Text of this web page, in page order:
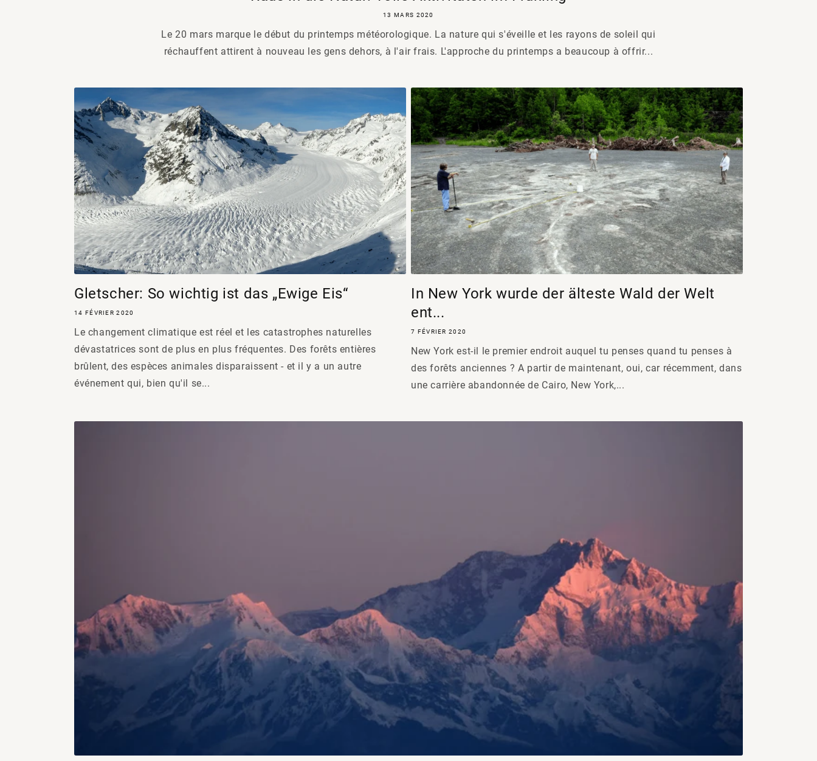
13 MARS 2020
Le 20 mars marque le début du printemps météorologique. La nature qui s'éveille et les rayons de soleil qui
réchauffent attirent à nouveau les gens dehors, à l'air frais. L'approche du printemps a beaucoup à offrir...
Gletscher: So wichtig ist das „Ewige Eis“
14 FÉVRIER 2020
Le changement climatique est réel et les catastrophes naturelles
dévastatrices sont de plus en plus fréquentes. Des forêts entières
brûlent, des espèces animales disparaissent - et il y a un autre
événement qui, bien qu'il se...
In New York wurde der älteste Wald der Welt
ent...
7 FÉVRIER 2020
New York est-il le premier endroit auquel tu penses quand tu penses à
des forêts anciennes ? A partir de maintenant, oui, car récemment, dans
une carrière abandonnée de Cairo, New York,...